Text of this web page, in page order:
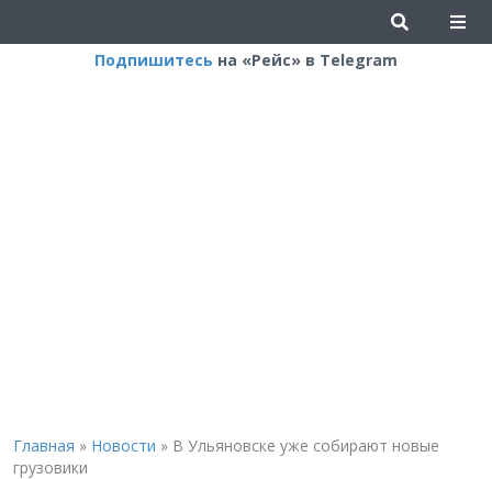
Подпишитесь на «Рейс» в Telegram
Главная » Новости » В Ульяновске уже собирают новые
грузовики